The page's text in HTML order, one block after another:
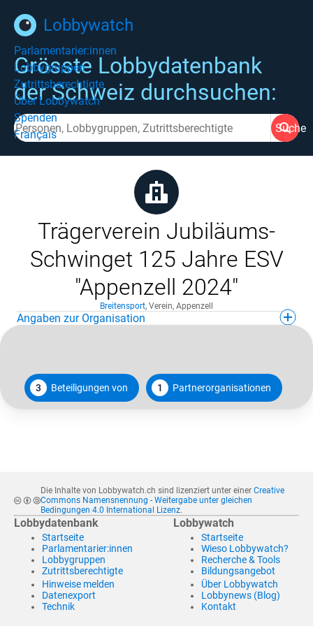
Lobbywatch
Parlamentarier:innen
Lobbygruppen
Zutrittsberechtigte
Über Lobbywatch
Spenden
Français
Grösste Lobbydatenbank
der Schweiz durchsuchen:
Suche
Trägerverein Jubiläums-
Schwinget 125 Jahre ESV
"Appenzell 2024"
Breitensport, Verein, Appenzell
Angaben zur Organisation
3 Beteiligungen von 1 Partnerorganisationen
Die Inhalte von Lobbywatch.ch sind lizenziert unter einer Creative
Commons Namensnennung - Weitergabe unter gleichen
Bedingungen 4.0 International Lizenz.
Lobbydatenbank
Startseite
Parlamentarier:innen
Lobbygruppen
Zutrittsberechtigte
Hinweise melden
Datenexport
Technik
Lobbywatch
Startseite
Wieso Lobbywatch?
Recherche & Tools
Bildungsangebot
Über Lobbywatch
Lobbynews (Blog)
Kontakt